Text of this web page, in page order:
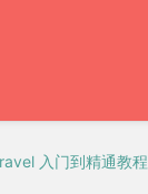
入门到精通教程